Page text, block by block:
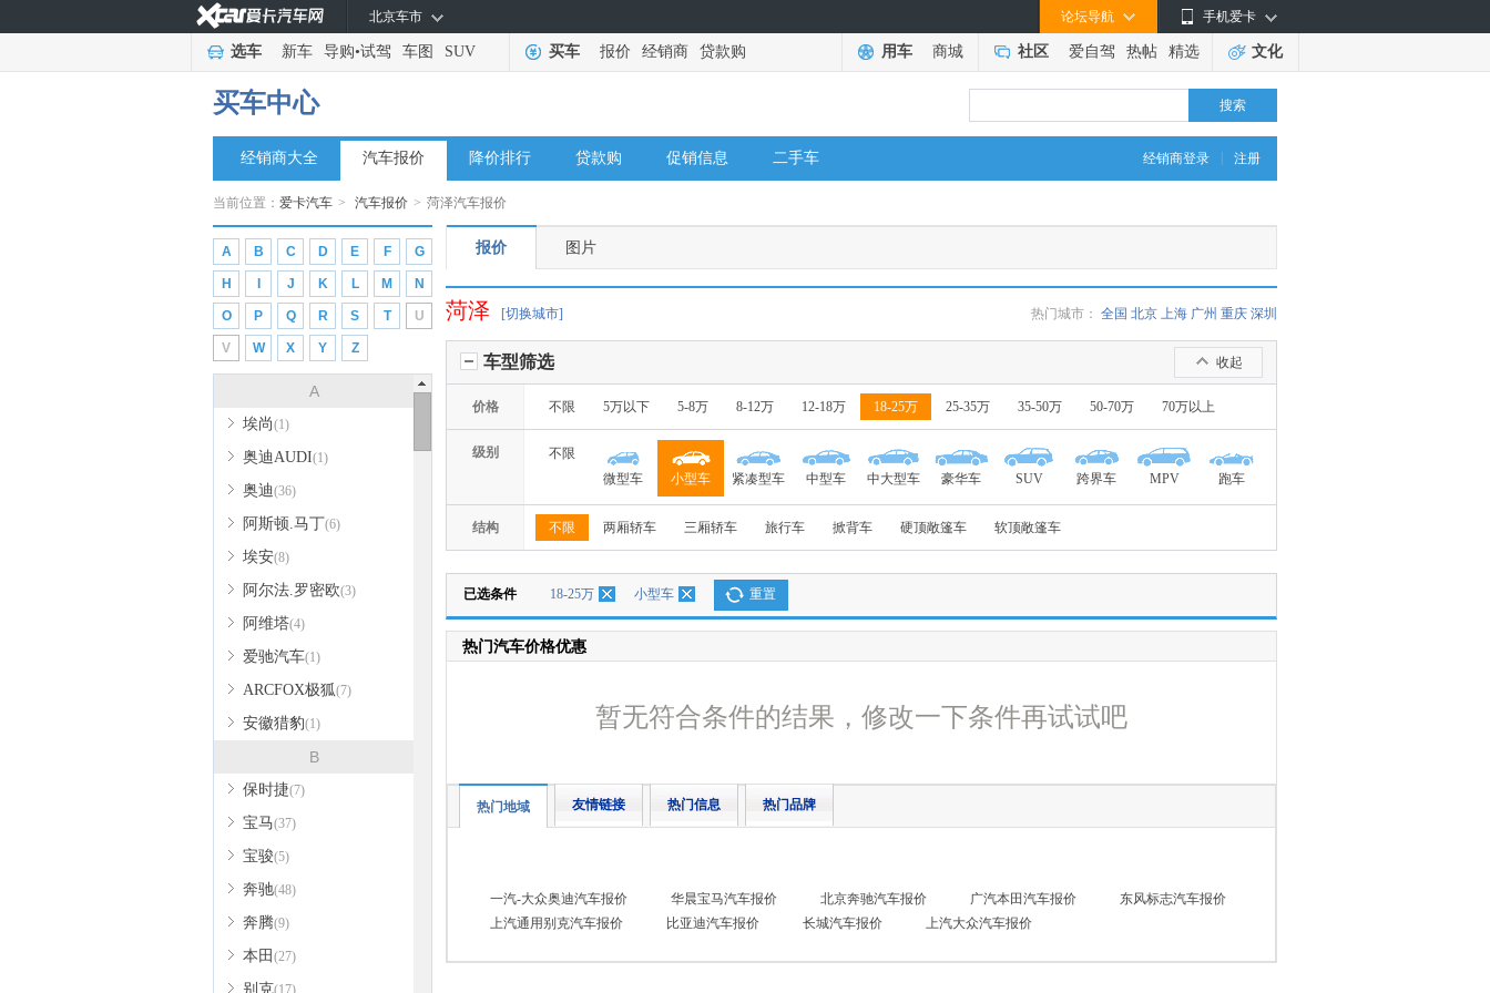
手机爱卡
论坛导航
北京车市
选车 新车 导购•试驾 车图 SUV 买车 报价 经销商 贷款购 用车 商城 社区 爱自驾 热帖 精选 文化
买车中心 搜索
经销商登录 注册
经销商大全 汽车报价 降价排行 贷款购 促销信息 二手车
当前位置： 爱卡汽车 > 汽车报价 > 菏泽汽车报价
A B C D E F G
H J K L M N
O P Q R S T U
V W X Y Z
A
埃尚(1)
奥迪AUDI(1)
奥迪(36)
阿斯顿.马丁(6)
埃安(8)
阿尔法.罗密欧(3)
阿维塔(4)
爱驰汽车(1)
ARCFOX极狐(7)
安徽猎豹(1)
B
保时捷(7)
宝马(37)
宝骏(5)
奔驰(48)
奔腾(9)
本田 (27)
别克(17)
报价 图片
热门城市： 全国 北京 上海 广州 重庆 深圳
菏泽 [切换城市]
收起
车型筛选
价格 不限 5万以下 5-8万 8-12万 12-18万 18-25万 25-35万 35-50万 50-70万 70万以上
级别
不限
微型车
小型车 紧凑型车 中型车 中大型车 豪华车 SUV 跨界车 MPV 跑车
结构 不限 两厢轿车 三厢轿车 旅行车 掀背车 硬顶敞篷车 软顶敞篷车
已选条件 18-25万 小型车 重置
热门汽车价格优惠
暂无符合条件的结果，修改一下条件再试试吧
热门地域 友情链接 热门信息 热门品牌
一汽-大众奥迪汽车报价 华晨宝马汽车报价 北京奔驰汽车报价 广汽本田汽车报价
东风标志汽车报价
上汽通用别克汽车报价
比亚迪汽车报价 长城汽车报价 上汽大众汽车报价